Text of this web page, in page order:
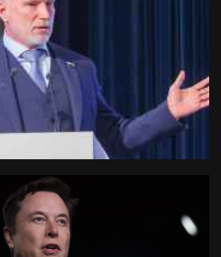
которого Павел Дуров в субботу
во Франции.«Уверен, что и в случае,
будет использовать, замена
солдату не занимать выдумки
с успехом применяет на поле боя.